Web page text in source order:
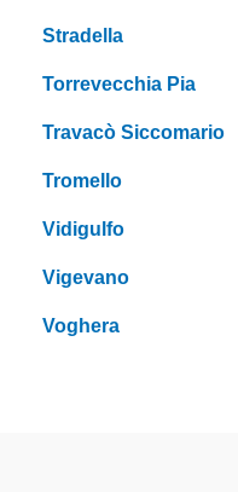
Stradella
Torrevecchia Pia
Travacò Siccomario
Tromello
Vidigulfo
Vigevano
Voghera